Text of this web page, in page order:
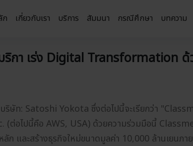
ก เกี่ยวกับเรา บริการ สัมมนา กรณีศึกษา บทความ
ริกา เร่ง Digital Transformation
ท: Satoshi Yokota ซึ่งต่อไปนี้จะเรียกว่า
(ต่อไปนี้คือ AWS, USA) ด้วยความร่วมมือนี้
ก และสร้างธุรกิจใหม่ขนาดมูลค่า 10,000 ล้านเยนภา